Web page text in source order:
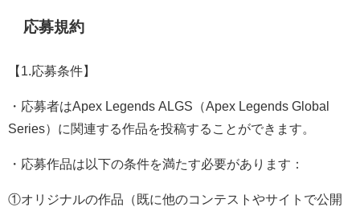
応募規約
【1.応募条件】
・応募者はApex Legends ALGS（Apex Legends Global
Series）に関連する作品を投稿することができます。
・応募作品は以下の条件を満たす必要があります：
①オリジナルの作品（既に他のコンテストやサイトで公開